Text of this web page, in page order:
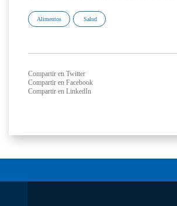
Alimentos Salud
Compartir en Twitter
Compartir en Facebook
Compartir en LinkedIn